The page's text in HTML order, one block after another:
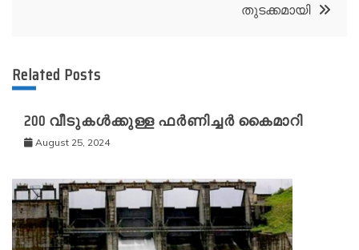
തുടക്കമായി
Related Posts
200 വീടുകൾക്കുള്ള ഫർണിച്ചർ കൈമാറി
August 25, 2024